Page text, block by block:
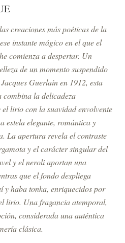
creaciones más poéticas de la
instante mágico en el que el
comienza a despertar. Un
de un momento suspendido
Guerlain en 1912, esta
la delicadeza
lirio con la suavidad envolvente
estela elegante, romántica y
La apertura revela el contraste
y el carácter singular del
y el neroli aportan una
que el fondo despliega
y haba tonka, enriquecidos por
lirio. Una fragancia atemporal,
considerada una auténtica
clásica.